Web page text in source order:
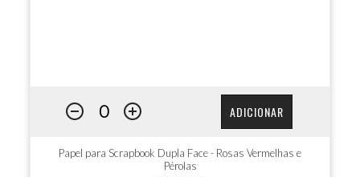
ADICIONAR
Papel para Scrapbook Dupla Face - Rosas Vermelhas e
Pérolas